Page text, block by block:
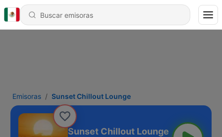
Emisoras Sunset Chillout Lounge
Sunset Chillout Lounge